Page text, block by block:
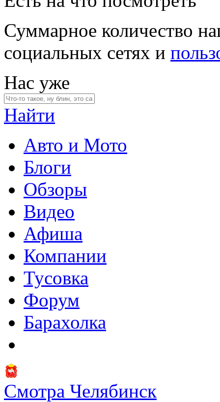
Суммарное количество
социальных сетях и
Нас уже
Найти
Авто и Мото
Блоги
Обзоры
Видео
Афиша
Компании
Тусовка
Форум
Барахолка
Смотра Челябинск